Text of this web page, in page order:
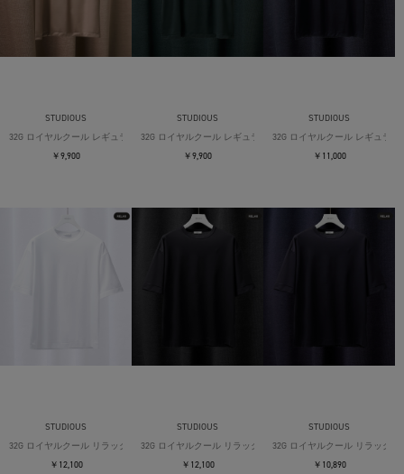
STUDIOUS
32G ロイヤルクール レギュラーTシャツ
￥9,900
STUDIOUS
32G ロイヤルクール レギュラーTシャツ
￥9,900
STUDIOUS
32G ロイヤルクール レギュラー
￥11,000
STUDIOUS
32G ロイヤルクール リラックスTシャツ
￥12,100
STUDIOUS
32G ロイヤルクール リラックスTシャツ
￥12,100
STUDIOUS
32G ロイヤルクール リラックス
￥10,890